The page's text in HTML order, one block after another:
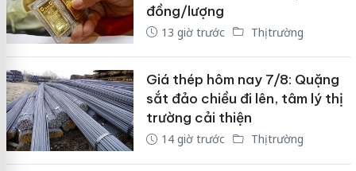
đồng/lượng
13 giờ trước Thị trường
Giá thép hôm nay 7/8: Quặng
sắt đảo chiều đi lên, tâm lý thị
trường cải thiện
14 giờ trước Thị trường